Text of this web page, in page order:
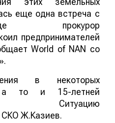
еще одна встреча с
прокурор
предпринимателей
World of NAN со
в некоторых
а то и 15-летней
СКО Ж.Казиев.